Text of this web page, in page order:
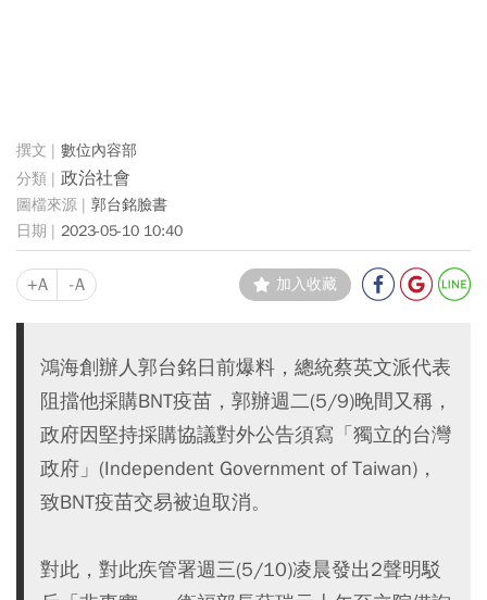
數位內容部
政治社會
郭台銘臉書
2023-05-10 10:40
+A -A 加入收藏
鴻海創辦人郭台銘日前爆料，總統蔡英文派代表
阻擋他採購BNT疫苗，郭辦週二(5/9)晚間又稱，
政府因堅持採購協議對外公告須寫「獨立的台灣
政府」(Independent Government of Taiwan)，
致BNT疫苗交易被迫取消。
對此，對此疾管署週三(5/10)凌晨發出2聲明駁